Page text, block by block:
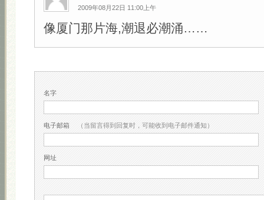
2009年08月22日 11:00上午
像厦门那片海,潮退必潮涌……
名字
电子邮箱 （当留言得到回复时，可能收到电子邮件通知）
网址